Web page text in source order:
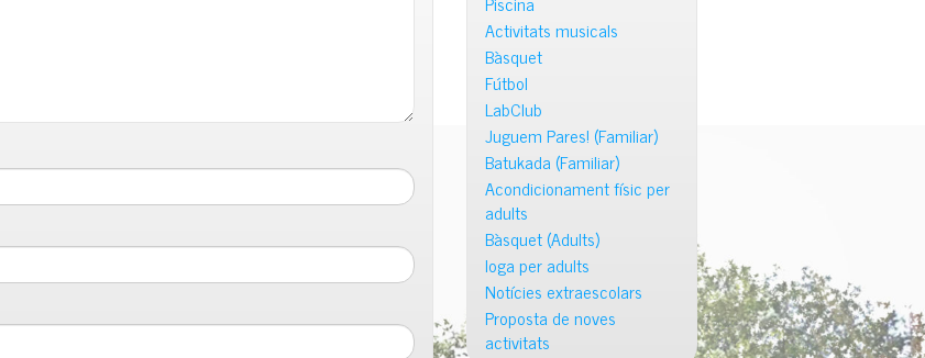
Activitats musicals
Bàsquet
Fútbol
LabClub
Juguem Pares! (Familiar)
Batukada (Familiar)
Acondicionament físic per
adults
Bàsquet (Adults)
Ioga per adults
Notícies extraescolars
Proposta de noves
activitats